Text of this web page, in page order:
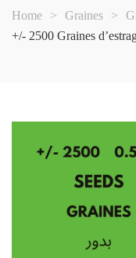
Home > Graines >
+/- 2500 Graines